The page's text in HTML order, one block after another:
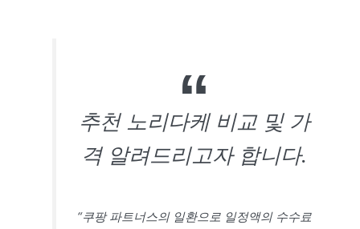
추천 노리다케 비교 및 가
격 알려드리고자 합니다.
“쿠팡 파트너스의 일환으로 일정액의 수수료